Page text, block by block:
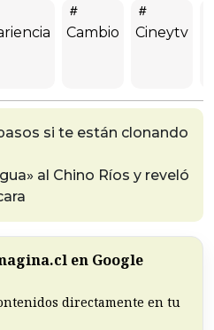
Cambio Cineytv
si te están clonando
al Chino Ríos y reveló
en Google
directamente en tu